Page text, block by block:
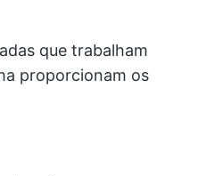
que trabalham
proporcionam os